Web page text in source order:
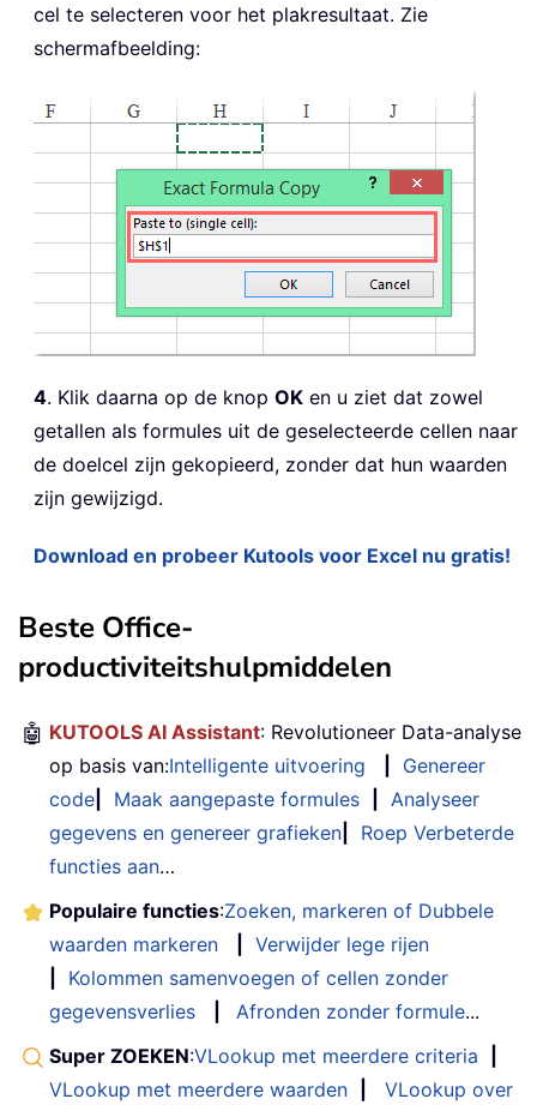
cel te selecteren voor het plakresultaat. Zie
schermafbeelding:
4. Klik daarna op de knop OK en u ziet dat zowel
getallen als formules uit de geselecteerde cellen naar
de doelcel zijn gekopieerd, zonder dat hun waarden
zijn gewijzigd.
Download en probeer Kutools voor Excel nu gratis!
Beste Office-
productiviteitshulpmiddelen
🤖 KUTOOLS AI Assistant: Revolutioneer Data-analyse
op basis van:Intelligente uitvoering
Genereer
code
Maak aangepaste formules
Analyseer
gegevens en genereer grafieken
Roep Verbeterde
functies aan…
Populaire functies:Zoeken, markeren of Dubbele
waarden markeren
Verwijder lege rijen
Kolommen samenvoegen of cellen zonder
gegevensverlies
Afronden zonder formule...
Super ZOEKEN:VLookup met meerdere criteria
VLookup met meerdere waarden
VLookup over